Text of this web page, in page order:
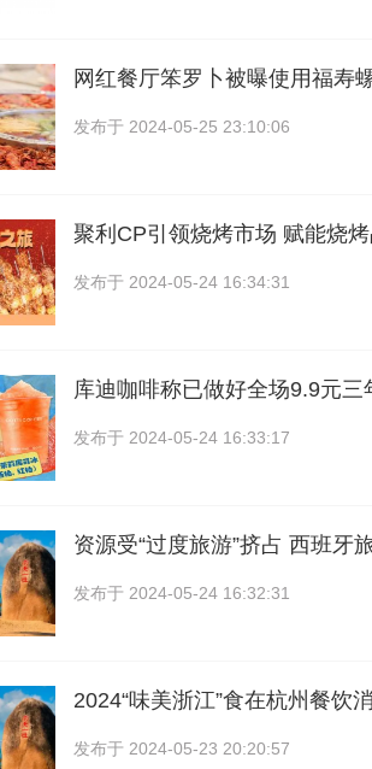
网红餐厅笨罗卜被曝使用福寿
发布于 2024-05-25 23:10:06
聚利CP引领烧烤市场 赋能烧
发布于 2024-05-24 16:34:31
库迪咖啡称已做好全场9.9元三
发布于 2024-05-24 16:33:17
资源受“过度旅游”挤占 西班牙
发布于 2024-05-24 16:32:31
2024“味美浙江”食在杭州餐饮
发布于 2024-05-23 20:20:57